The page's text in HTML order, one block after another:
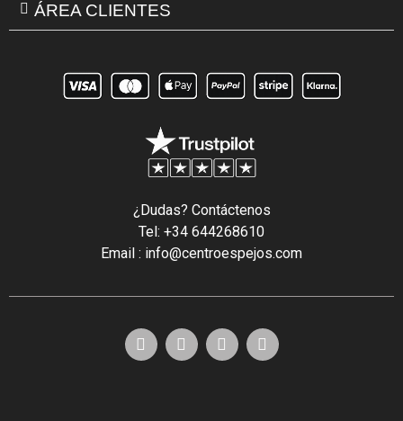
ÁREA CLIENTES
¿Dudas? Contáctenos
Tel: +34 644268610
Email : info@centroespejos.com